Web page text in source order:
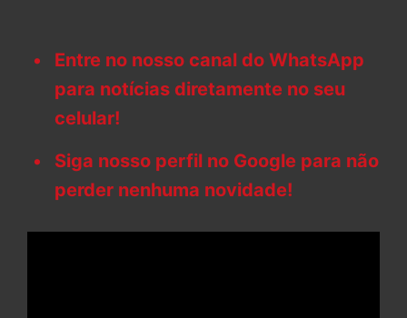
Entre no nosso canal do WhatsApp
para notícias diretamente no seu
celular!
Siga nosso perfil no Google para não
perder nenhuma novidade!